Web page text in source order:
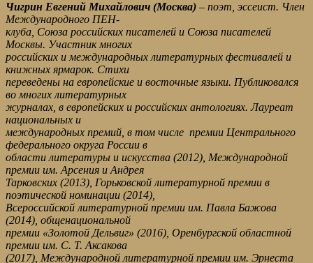
Чигрин Евгений Михайлович (Москва) – поэт, эссеист. Член
Международного ПЕН-
клуба, Союза российских писателей и Союза писателей
Москвы. Участник многих
российских и международных литературных фестивалей и
книжных ярмарок. Стихи
переведены на европейские и восточные языки. Публиковался
во многих литературных
журналах, в европейских и российских антологиях. Лауреат
национальных и
международных премий, в том числе премии Центрального
федерального округа России в
области литературы и искусства (2012), Международной
премии им. Арсения и Андрея
Тарковских (2013), Горьковской литературной премии в
поэтической номинации (2014),
Всероссийской литературной премии им. Павла Бажова
(2014), общенациональной
премии «Золотой Дельвиг» (2016), Оренбургской областной
премии им. С. Т. Аксакова
(2017), Международной литературной премии им. Эрнеста